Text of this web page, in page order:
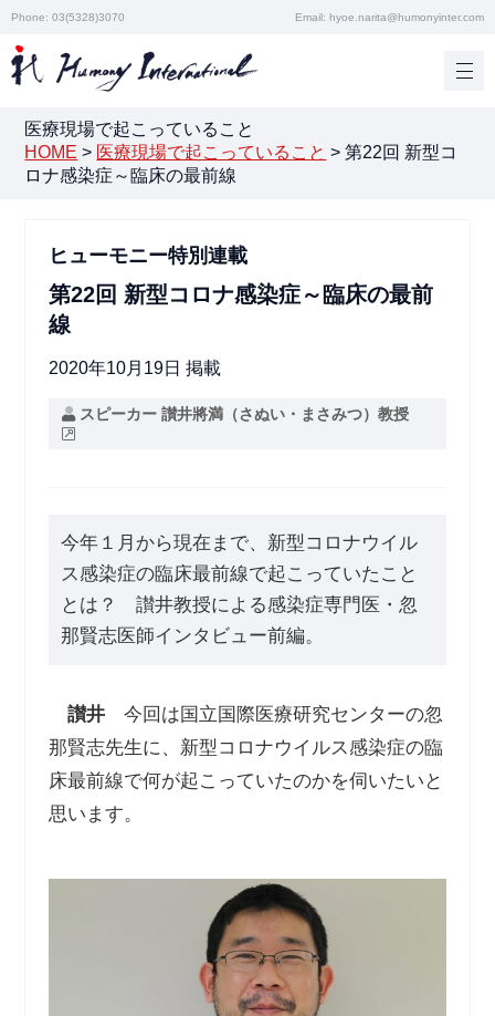
Phone: 03(5328)3070 Email: hyoe.narita@humonyinter.com
医療現場で起こっていること
HOME > 医療現場で起こっていること >第22回 新型コ
ロナ感染症～臨床の最前線
ヒューモニー特別連載
第22回 新型コロナ感染症～臨床の最前
線
2020年10月19日 掲載
スピーカー 讃井將満（さぬい・まさみつ）教授
今年１月から現在まで、新型コロナウイル
ス感染症の臨床最前線で起こっていたこと
とは？ 讃井教授による感染症専門医・忽
那賢志医師インタビュー前編。
讃井今回は国立国際医療研究センターの忽
那賢志先生に、新型コロナウイルス感染症の臨
床最前線で何が起こっていたのかを伺いたいと
思います。